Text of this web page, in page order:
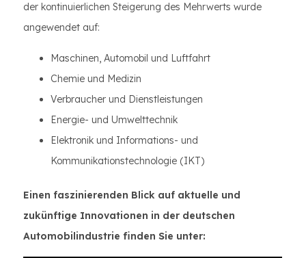
der kontinuierlichen Steigerung des Mehrwerts wurde
angewendet auf:
Maschinen, Automobil und Luftfahrt
Chemie und Medizin
Verbraucher und Dienstleistungen
Energie- und Umwelttechnik
Elektronik und Informations- und
Kommunikationstechnologie (IKT)
Einen faszinierenden Blick auf aktuelle und
zukünftige Innovationen in der deutschen
Automobilindustrie finden Sie unter: